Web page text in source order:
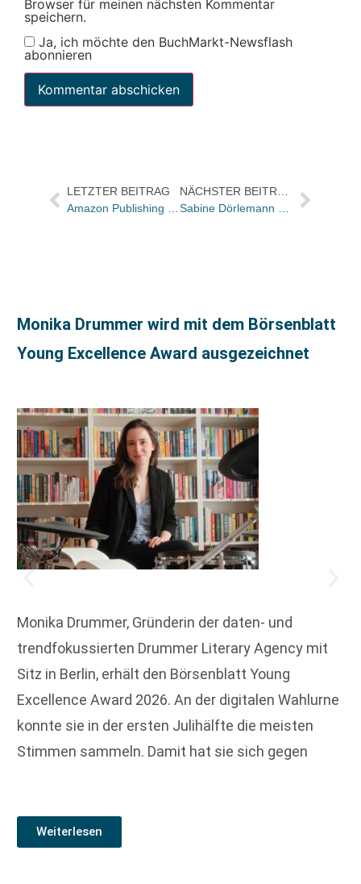
Browser für meinen nächsten Kommentar
speichern.
Ja, ich möchte den BuchMarkt-Newsflash
abonnieren
LETZTER BEITRAG
Monika Drummer wird mit dem Börsenblatt
Young Excellence Award ausgezeichnet
Monika Drummer, Gründerin der daten- und
trendfokussierten Drummer Literary Agency mit
Sitz in Berlin, erhält den Börsenblatt Young
Excellence Award 2026. An der digitalen Wahlurne
konnte sie in der ersten Julihälfte die meisten
Stimmen sammeln. Damit hat sie sich gegen
Weiterlesen